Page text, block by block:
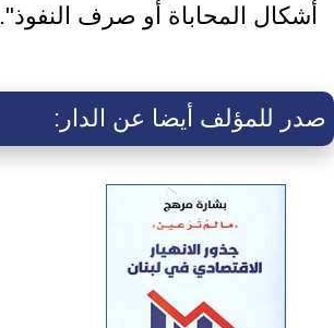
أشكال المحاباة أو صرف النفوذ".
صدر للمؤلف أيضا عن الدار: